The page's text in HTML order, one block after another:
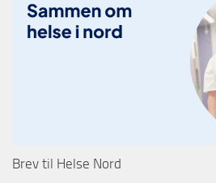
Brev til Helse Nord